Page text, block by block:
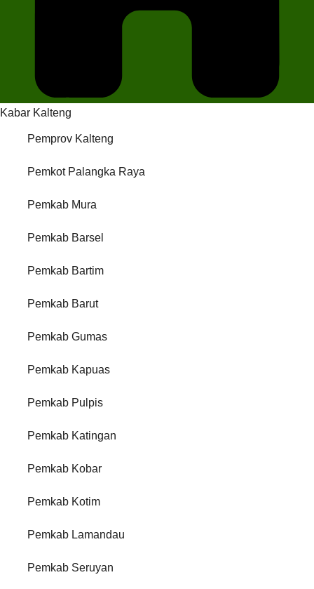
Kabar Kalteng
Pemprov Kalteng
Pemkot Palangka Raya
Pemkab Mura
Pemkab Barsel
Pemkab Bartim
Pemkab Barut
Pemkab Gumas
Pemkab Kapuas
Pemkab Pulpis
Pemkab Katingan
Pemkab Kobar
Pemkab Kotim
Pemkab Lamandau
Pemkab Seruyan